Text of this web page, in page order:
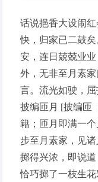
话说挹香大设闹
快，归家已二鼓
安，连日兢兢业
外，无非至月素
言。流光如驶，
披编匝月 [披编匝
籍；匝月即满一
步至月素家，见
掷得兴浓，即说道
恰巧掷了一枝生